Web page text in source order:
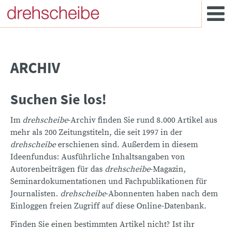
ARCHIV
Suchen Sie los!
Im drehscheibe-Archiv finden Sie rund 8.000 Artikel aus
mehr als 200 Zeitungstiteln, die seit 1997 in der
drehscheibeerschienen sind. Außerdem in diesem
Ideenfundus: Ausführliche Inhaltsangaben von
Autorenbeiträgen für das drehscheibe-Magazin,
Seminardokumentationen und Fachpublikationen für
Journalisten. drehscheibe-Abonnenten haben nach dem
Einloggen freien Zugriff auf diese Online-Datenbank.
Finden Sie einen bestimmten Artikel nicht? Ist ihr